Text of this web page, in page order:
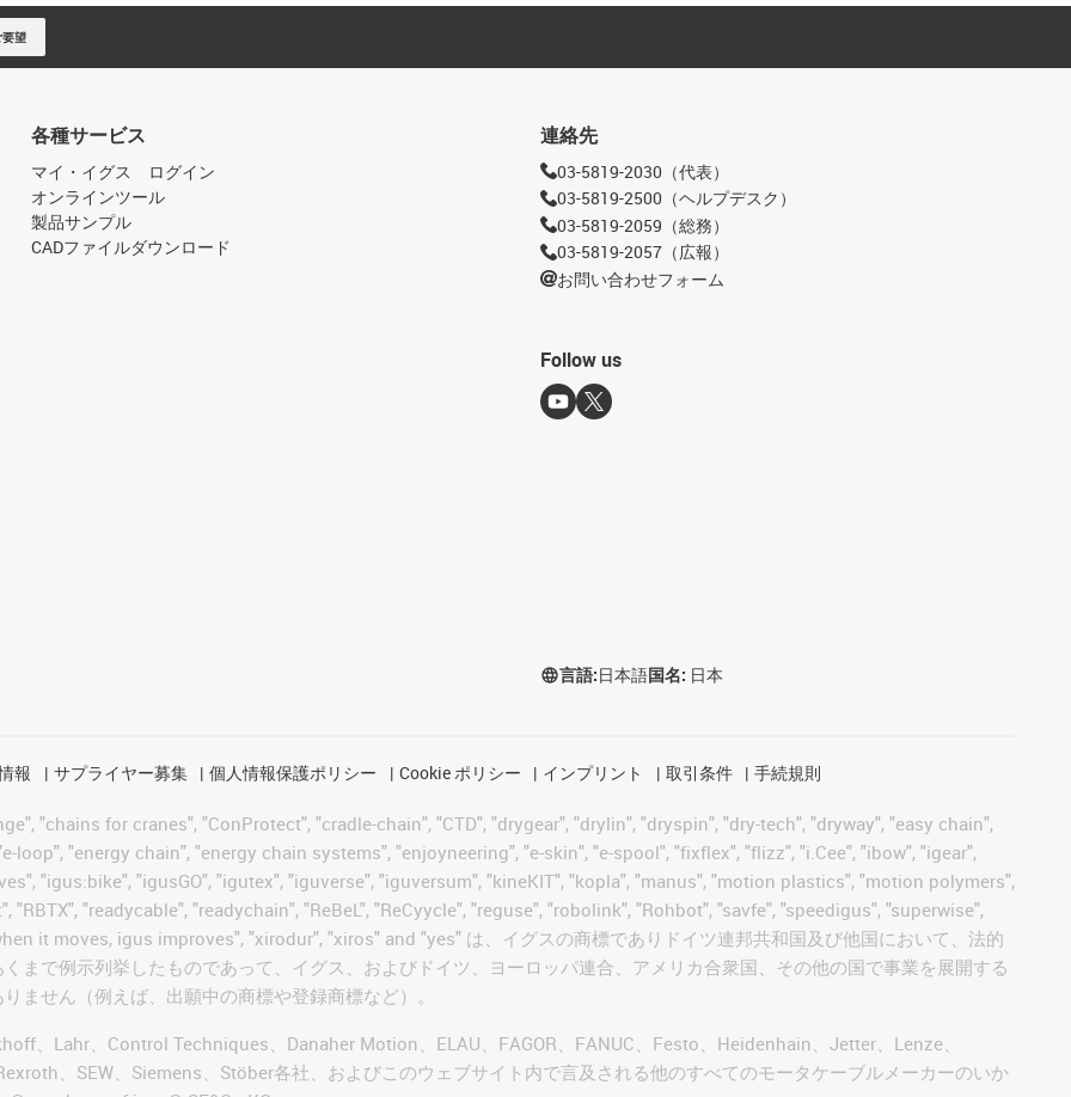
望
各種サービス
マイ・イグス ログイン
オンラインツール
製品サンプル
CADファイルダウンロード
連絡先
03-5819-2030（代表）
03-5819-2500（ヘルプデスク）
03-5819-2059（総務）
03-5819-2057（広報）
お問い合わせフォーム
Follow us
言語:日本語国名: 日本
報 サプライヤー募集 個人情報保護ポリシー Cookie ポリシー インプリント 取引条件 手続規則
"chains for cranes", "ConProtect", "cradle-chain", "CTD", "drygear", "drylin", "dryspin", "dry-tech", "dryway", "easy chain",
loop", "energy chain", "energy chain systems", "enjoyneering", "e-skin", "e-spool", "fixflex", "flizz", "i.Cee", "ibow", "igear",
"igus:bike", "igusGO", "igutex", "iguverse", "iguversum", "kineKIT", "kopla", "manus", "motion plastics", "motion polymers",
"readycable", "readychain", "ReBeL", "ReCyycle", "reguse", "robolink", "Rohbot", "savfe", "speedigus", "superwise",
it moves, igus improves", "xirodur", "xiros" and "yes" は、イグスの商標でありドイツ連邦共和国及び他国において、法的
まで例示列挙したものであって、イグス、およびドイツ、ヨーロッパ連合、アメリカ合衆国、その他の国で事業を展開する
ません（例えば、出願中の商標や登録商標など）。
、Lahr、Control Techniques、Danaher Motion、ELAU、FAGOR、FANUC、Festo、Heidenhain、Jetter、Lenze、
、SEW、Siemens、Stöber各社、およびこのウェブサイト内で言及される他のすべてのモータケーブルメーカーのいか